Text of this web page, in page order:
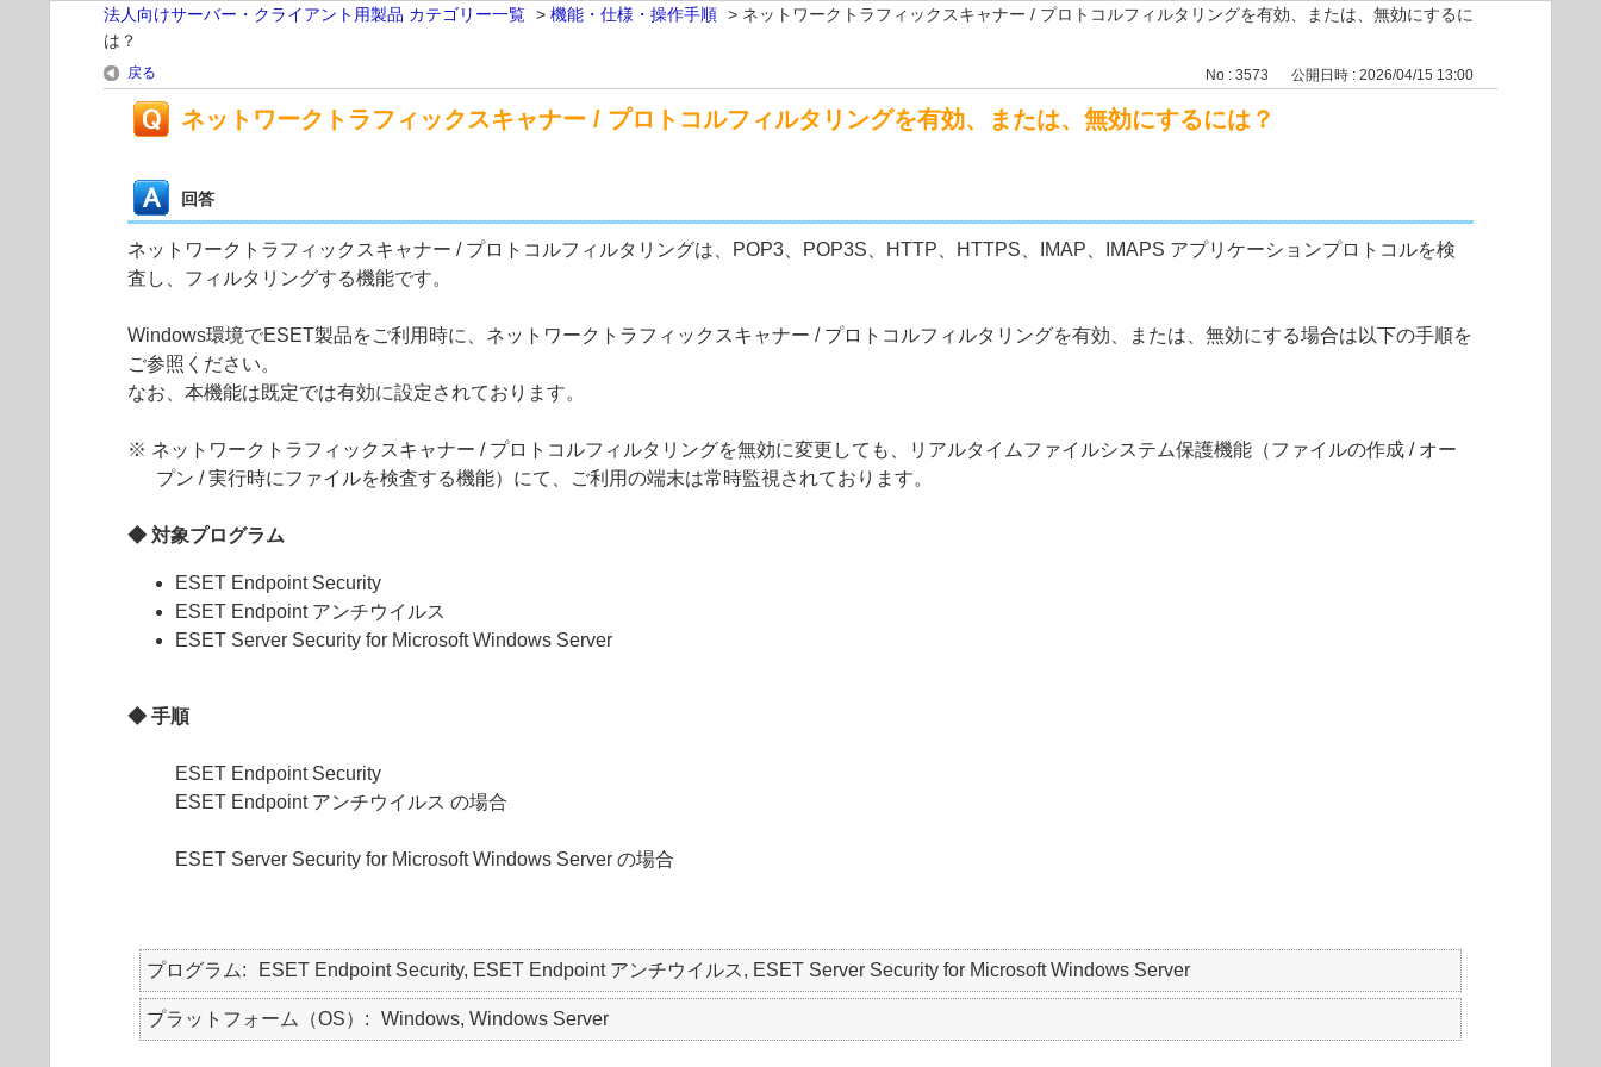
法人向けサーバー・クライアント用製品 カテゴリー一覧 > 機能・仕様・操作手順 > ネットワークトラフィックスキャナー / プロトコルフィルタリングを有効、または、無効にするに
は？
戻る No : 3573 公開日時 : 2026/04/15 13:00
ネットワークトラフィックスキャナー / プロトコルフィルタリングを有効、または、無効にするには？
回答
ネットワークトラフィックスキャナー / プロトコルフィルタリングは、POP3、POP3S、HTTP、HTTPS、IMAP、IMAPS アプリケーションプロトコルを検
査し、フィルタリングする機能です。
Windows環境でESET製品をご利用時に、ネットワークトラフィックスキャナー / プロトコルフィルタリングを有効、または、無効にする場合は以下の手順を
ご参照ください。
なお、本機能は既定では有効に設定されております。
※ ネットワークトラフィックスキャナー / プロトコルフィルタリングを無効に変更しても、リアルタイムファイルシステム保護機能（ファイルの作成 / オー
プン / 実行時にファイルを検査する機能）にて、ご利用の端末は常時監視されております。
◆ 対象プログラム
ESET Endpoint Security
ESET Endpoint アンチウイルス
ESET Server Security for Microsoft Windows Server
◆ 手順
ESET Endpoint Security
ESET Endpoint アンチウイルス の場合
ESET Server Security for Microsoft Windows Server の場合
プログラム ESET Endpoint Security, ESET Endpoint アンチウイルス, ESET Server Security for Microsoft Windows Server
プラットフォーム（OS） Windows, Windows Server